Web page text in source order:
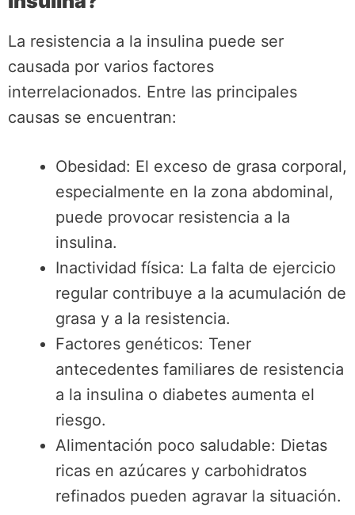
La resistencia a la insulina puede ser
causada por varios factores
interrelacionados. Entre las principales
causas se encuentran:
Obesidad: El exceso de grasa corporal,
especialmente en la zona abdominal,
puede provocar resistencia a la
insulina.
Inactividad física: La falta de ejercicio
regular contribuye a la acumulación de
grasa y a la resistencia.
Factores genéticos: Tener
antecedentes familiares de resistencia
a la insulina o diabetes aumenta el
riesgo.
Alimentación poco saludable: Dietas
ricas en azúcares y carbohidratos
refinados pueden agravar la situación.